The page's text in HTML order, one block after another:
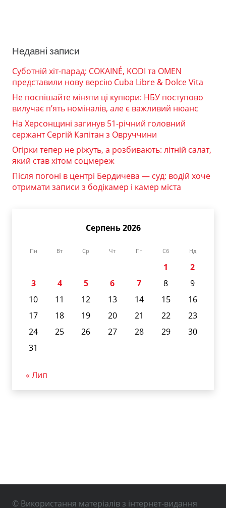
Недавні записи
Суботній хіт-парад: COKAINÉ, KODI та OMEN
представили нову версію Cuba Libre & Dolce Vita
Не поспішайте міняти ці купюри: НБУ поступово
вилучає п’ять номіналів, але є важливий нюанс
На Херсонщині загинув 51-річний головний
сержант Сергій Капітан з Овруччини
Огірки тепер не ріжуть, а розбивають: літній салат,
який став хітом соцмереж
Після погоні в центрі Бердичева — суд: водій хоче
отримати записи з бодікамер і камер міста
Серпень 2026
Пн Вт Ср Чт Пт Сб Нд
1
2
3
4 5 6 7 8
9
10
11 12 13 14 15
16
17
18 19 20 21 22
23
24
25 26 27 28 29
30
31
« Лип
© Використання матеріалів з інтернет-видання